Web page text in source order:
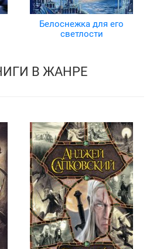
Белоснежка для его
светлости
В ЖАНРЕ